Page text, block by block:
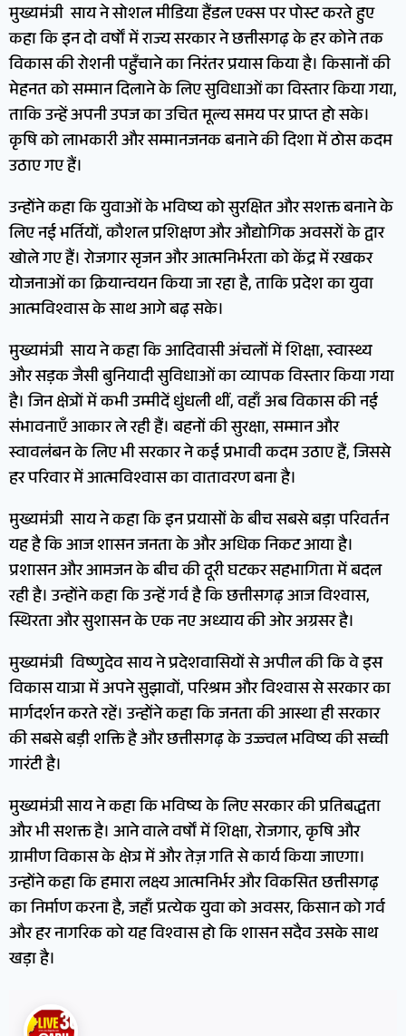
मुख्यमंत्री साय ने सोशल मीडिया हैंडल एक्स पर पोस्ट करते हुए
कहा कि इन दो वर्षों में राज्य सरकार ने छत्तीसगढ़ के हर कोने तक
विकास की रोशनी पहुँचाने का निरंतर प्रयास किया है। किसानों की
मेहनत को सम्मान दिलाने के लिए सुविधाओं का विस्तार किया गया,
ताकि उन्हें अपनी उपज का उचित मूल्य समय पर प्राप्त हो सके।
कृषि को लाभकारी और सम्मानजनक बनाने की दिशा में ठोस कदम
उठाए गए हैं।
उन्होंने कहा कि युवाओं के भविष्य को सुरक्षित और सशक्त बनाने के
लिए नई भर्तियों, कौशल प्रशिक्षण और औद्योगिक अवसरों के द्वार
खोले गए हैं। रोजगार सृजन और आत्मनिर्भरता को केंद्र में रखकर
योजनाओं का क्रियान्वयन किया जा रहा है, ताकि प्रदेश का युवा
आत्मविश्वास के साथ आगे बढ़ सके।
मुख्यमंत्री साय ने कहा कि आदिवासी अंचलों में शिक्षा, स्वास्थ्य
और सड़क जैसी बुनियादी सुविधाओं का व्यापक विस्तार किया गया
है। जिन क्षेत्रों में कभी उम्मीदें धुंधली थीं, वहाँ अब विकास की नई
संभावनाएँ आकार ले रही हैं। बहनों की सुरक्षा, सम्मान और
स्वावलंबन के लिए भी सरकार ने कई प्रभावी कदम उठाए हैं, जिससे
हर परिवार में आत्मविश्वास का वातावरण बना है।
मुख्यमंत्री साय ने कहा कि इन प्रयासों के बीच सबसे बड़ा परिवर्तन
यह है कि आज शासन जनता के और अधिक निकट आया है।
प्रशासन और आमजन के बीच की दूरी घटकर सहभागिता में बदल
रही है। उन्होंने कहा कि उन्हें गर्व है कि छत्तीसगढ़ आज विश्वास,
स्थिरता और सुशासन के एक नए अध्याय की ओर अग्रसर है।
मुख्यमंत्री विष्णुदेव साय ने प्रदेशवासियों से अपील की कि वे इस
विकास यात्रा में अपने सुझावों, परिश्रम और विश्वास से सरकार का
मार्गदर्शन करते रहें। उन्होंने कहा कि जनता की आस्था ही सरकार
की सबसे बड़ी शक्ति है और छत्तीसगढ़ के उज्ज्वल भविष्य की सच्ची
गारंटी है।
मुख्यमंत्री साय ने कहा कि भविष्य के लिए सरकार की प्रतिबद्धता
और भी सशक्त है। आने वाले वर्षों में शिक्षा, रोजगार, कृषि और
ग्रामीण विकास के क्षेत्र में और तेज़ गति से कार्य किया जाएगा।
उन्होंने कहा कि हमारा लक्ष्य आत्मनिर्भर और विकसित छत्तीसगढ़
का निर्माण करना है, जहाँ प्रत्येक युवा को अवसर, किसान को गर्व
और हर नागरिक को यह विश्वास हो कि शासन सदैव उसके साथ
खड़ा है।